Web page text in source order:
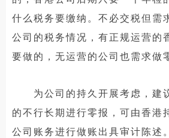
什么税务要缴纳。不必交税但需
公司的税务情况，有正规运营的
要做的，无运营的公司也需求做
为公司的持久开展考虑，建
的不行长期进行零报，可由香港
公司账务进行做账出具审计陈述